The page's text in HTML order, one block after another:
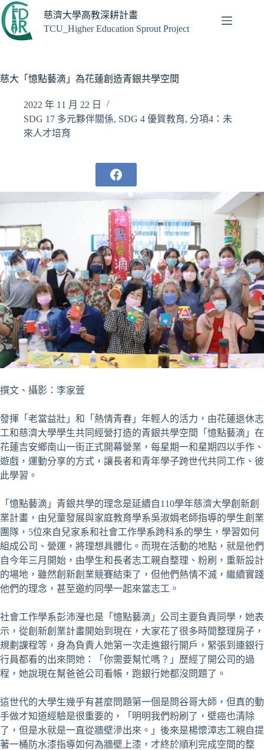
跳
至
主
容
慈濟大學高教深耕計畫
TCU_Higher Education Sprout Project
慈大「憶點藝滴」為花蓮創造青銀共學空間
2022 年 11 月 22 日
SDG 17 多元夥伴關係, SDG 4 優質教育, 分項4：未
來人才培育
撰文、攝影：李家萓
發揮「老當益壯」和「熱情青春」年輕人的活力，由花蓮退休志
工和慈濟大學學生共同經營打造的青銀共學空間「憶點藝滴」在
花蓮吉安鄉南山一街正式開幕營業，每星期一和星期四以手作、
遊戲，運動分享的方式，讓長者和青年學子跨世代共同工作、彼
此學習。
「憶點藝滴」青銀共學的理念是延續自110學年慈濟大學創新創
業計畫，由兒童發展與家庭教育學系吳淑娟老師指導的學生創業
團隊，5位來自兒家系和社會工作學系跨科系的學生，學習如何
組成公司、營運，將理想具體化。而現在活動的地點，就是他們
自今年三月開始，由學生和長者志工親自整理、粉刷，重新設計
的場地，雖然創新創業競賽結束了，但他們熱情不滅，繼續實踐
他們的理念，甚至邀約同學一起來當志工。
社會工作學系彭沛瀅也是「憶點藝滴」公司主要負責同學，她表
示，從創新創業計畫開始到現在，大家花了很多時間整理房子，
規劃課程等，身為負責人她第一次走進銀行開戶，緊張到連銀行
行員都看的出來問她：「你需要幫忙嗎？」歷經了開公司的過
程，她說現在幫爸爸公司看帳，跑銀行她都沒問題了。
這世代的大學生幾乎有甚麼問題第一個是問谷哥大師，但真的動
手做才知道經驗是很重要的，「明明我們粉刷了，壁癌也清除
了，但是水就是一直從牆壁滲出來。」後來是楊懷漳志工親自提
著一桶防水漆指導如何為牆壁上漆，才終於順利完成空間的整